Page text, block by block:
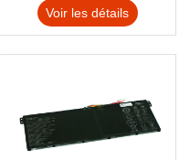
Voir les détails